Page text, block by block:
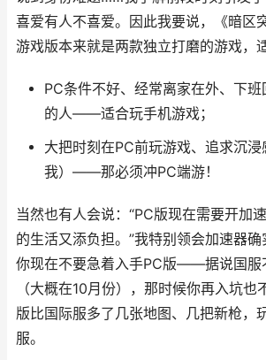
喜爱有人不喜爱。因此我要说，《暗区
游戏版本来就是两款独立打磨的游戏，
PC条件不好、经常离家在外、下
的人——适合玩手机游戏；
大把时刻在PC前玩游戏、追求沉
我）——那必须冲PC端游！
当然也有人会说：“PC版现在需要开加
的生活又添负担。”我特别领会加速器
你现在不要急着入手PC版——据说国服
（大概在10月份），那时候你再入坑也
版比国际服多了几张地图、几把新枪，
服。